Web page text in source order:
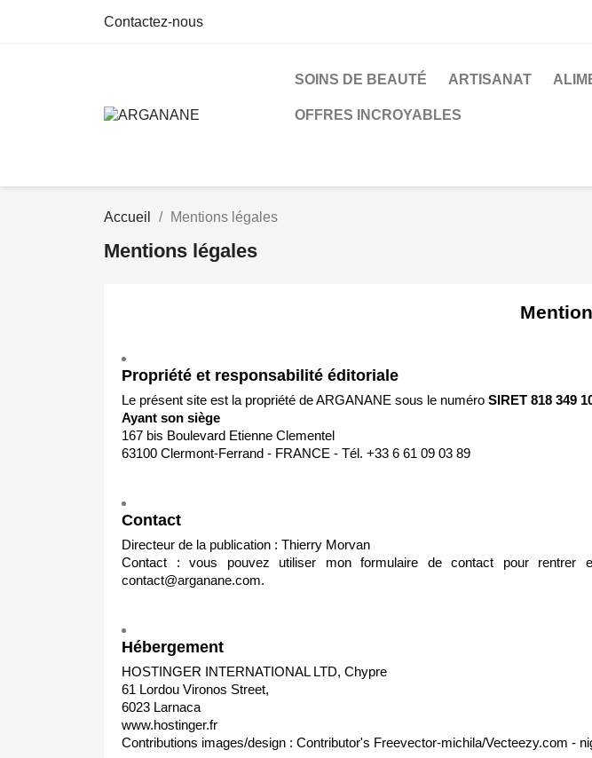
Contactez-nous
SOINS DE BEAUTÉ ARTISANAT
OFFRES INCROYABLES
Accueil Mentions légales
Mentions légales
Propriété et responsabilité éditoriale
Le présent site est la propriété de ARGANANE sous le numéro SIRET 818 349
Ayant son siège
167 bis Boulevard Etienne Clementel
63100 Clermont-Ferrand - FRANCE - Tél. +33 6 61 09 03 89
Contact
Directeur de la publication : Thierry Morvan
Contact : vous pouvez utiliser monformulaire de contact pour rentrer
contact@arganane.com.
Hébergement
HOSTINGER INTERNATIONAL LTD, Chypre
61 Lordou Vironos Street,
6023 Larnaca
www.hostinger.fr
Contributions images/design : Contributor's Freevector-michila/Vecteezy.com -